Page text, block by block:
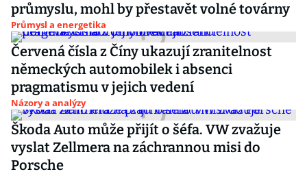
průmyslu, mohl by přestavět volné továrny
Průmysl a energetika
Červená čísla z Číny ukazují zranitelnost
německých automobilek i absenci
pragmatismu v jejich vedení
Názory a analýzy
Škoda Auto může přijít o šéfa. VW zvažuje
vyslat Zellmera na záchrannou misi do
Porsche